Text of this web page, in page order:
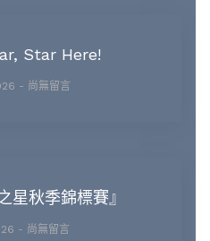
Star Here!
尚無留言
星秋季錦標賽』
尚無留言